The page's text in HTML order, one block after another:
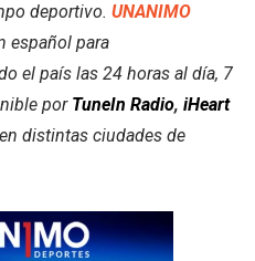
deportivo. UNANIMO
español para
el país las 24 horas al día, 7
por TuneIn Radio, iHeart
distintas ciudades de